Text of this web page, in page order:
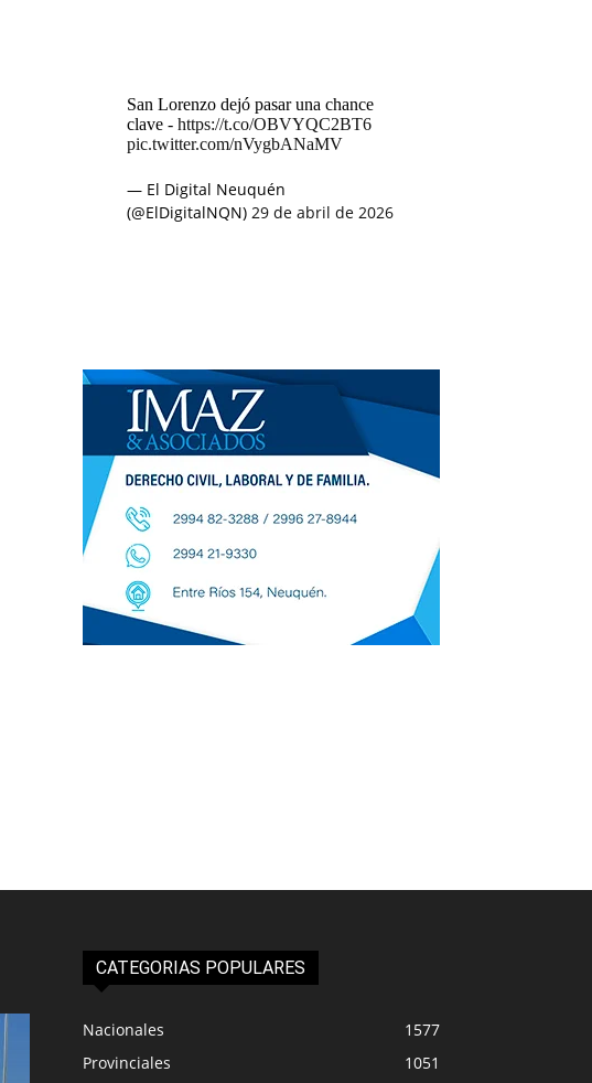
San Lorenzo dejó pasar una chance
clave - https://t.co/OBVYQC2BT6
pic.twitter.com/nVygbANaMV
— El Digital Neuquén
(@ElDigitalNQN) 29 de abril de 2026
CATEGORIAS POPULARES
Nacionales
1577
Provinciales
1051